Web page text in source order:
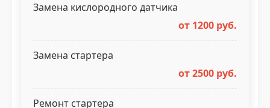
Замена кислородного датчика
от 1200 руб.
Замена стартера
от 2500 руб.
Ремонт стартера